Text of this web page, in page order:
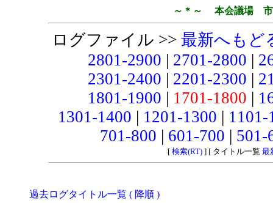
～＊～ 本会議場 市
ログファイル >> 最新へもど
2801-2900 | 2701-2800 |
2301-2400 | 2201-2300 |
1801-1900 | 1701-1800 |
1301-1400 | 1201-1300 |
701-800 | 601-700 |
[ 検索(RT)] [ タイトル一覧 最
過去ログタイトル一覧 ( 降順 )